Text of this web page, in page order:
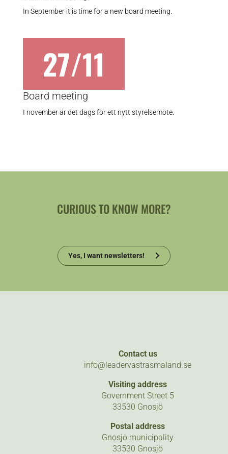
In September it is time for a new board meeting.
27/11
Board meeting
I november är det dags för ett nytt styrelsemöte.
CURIOUS TO KNOW MORE?
Yes, I want newsletters!
Contact us
info@leadervastrasmaland.se
Visiting address
Government Street 5
33530 Gnosjö
Postal address
Gnosjö municipality
33530 Gnosjö